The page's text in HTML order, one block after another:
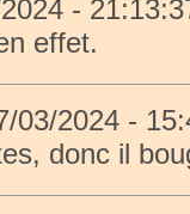
-
effet.
2024 -
donc il